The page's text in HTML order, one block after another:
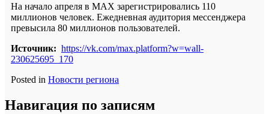
На начало апреля в MAX зарегистрировались 110
миллионов человек. Ежедневная аудитория мессенджера
превысила 80 миллионов пользователей.
Источник: https://vk.com/max.platform?w=wall-
230625695_170
Posted in Новости региона
Навигация по записям